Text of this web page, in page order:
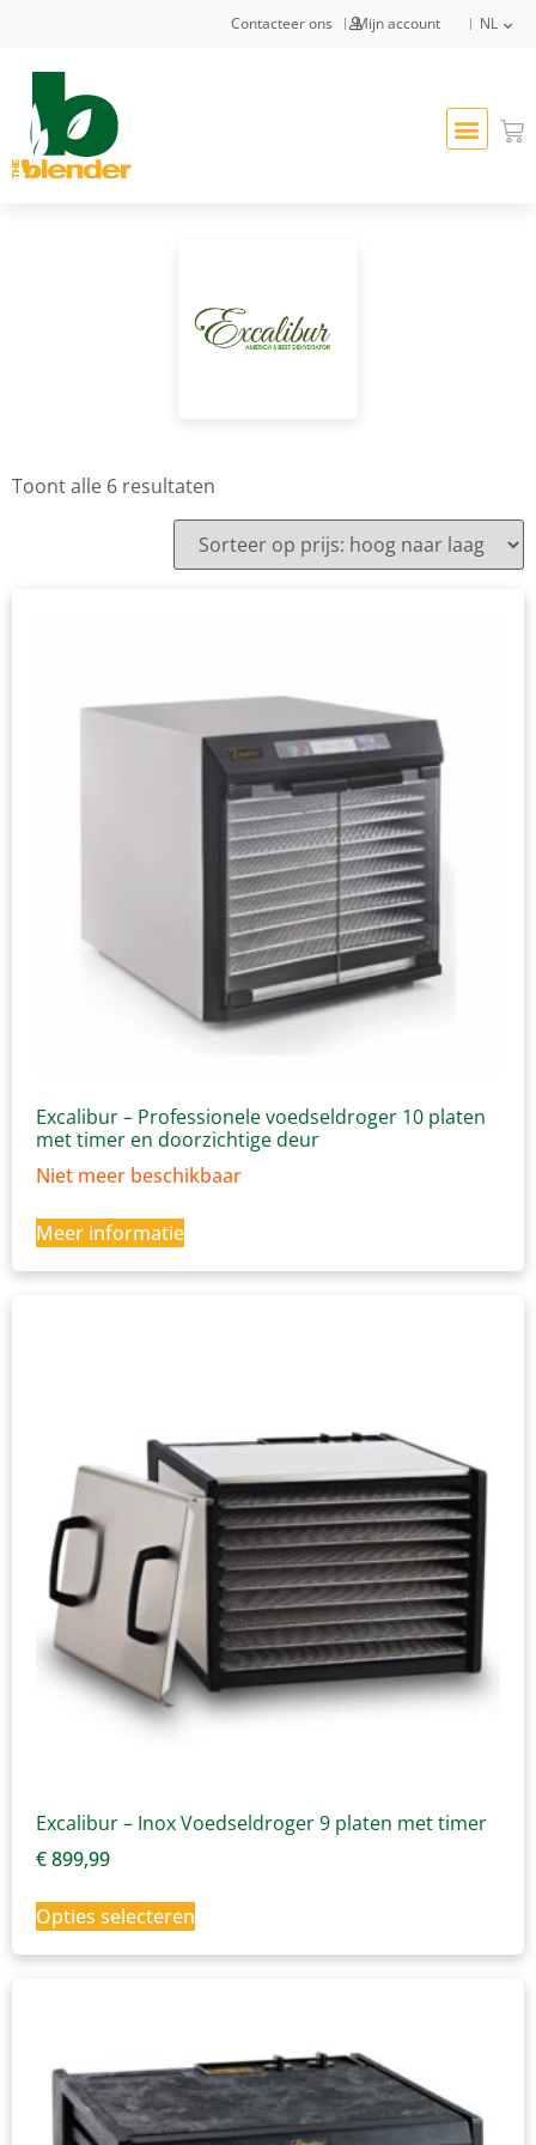
Contacteer ons Mijn account NL
Toont alle 6 resultaten
Excalibur – Professionele voedseldroger 10 platen
met timer en doorzichtige deur
Niet meer beschikbaar
Meer informatie
Excalibur – Inox Voedseldroger 9 platen met timer
€899,99
Opties selecteren